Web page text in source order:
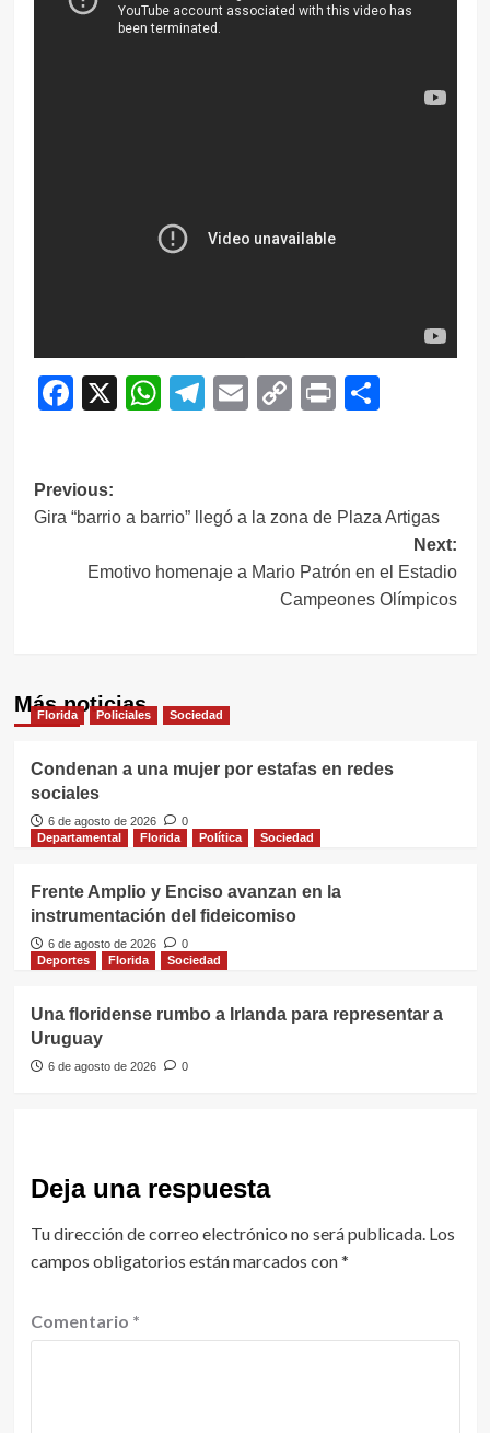
Facebook
X WhatsApp
Telegram
EmailCopy
Print
Navegación
de
entradas
Previous:
Gira “barrio a barrio” llegó a la zona de Plaza Artigas
Next:
Emotivo homenaje a Mario Patrón en el Estadio
Campeones Olímpicos
Más noticias
Florida Policiales Sociedad
Condenan a una mujer por estafas en redes
sociales
6 de agosto de 2026
0
Departamental
Florida Política Sociedad
Frente Amplio y Enciso avanzan en la
instrumentación del fideicomiso
6 de agosto de 2026
0
Deportes
Florida Sociedad
Una floridense rumbo a Irlanda para representar a
Uruguay
6 de agosto de 2026 0
Deja una respuesta
Tu dirección de correo electrónico no será publicada. Los
campos obligatorios están marcados con*
Comentario *